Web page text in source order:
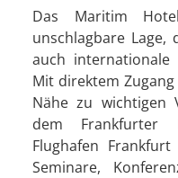
Das Maritim
unschlagbare
auch
Mit direktem
Nähe zu wichtigen
dem Frankfurter
Flughafen
Seminare,